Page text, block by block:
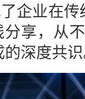
企业在
享，从
的深度共